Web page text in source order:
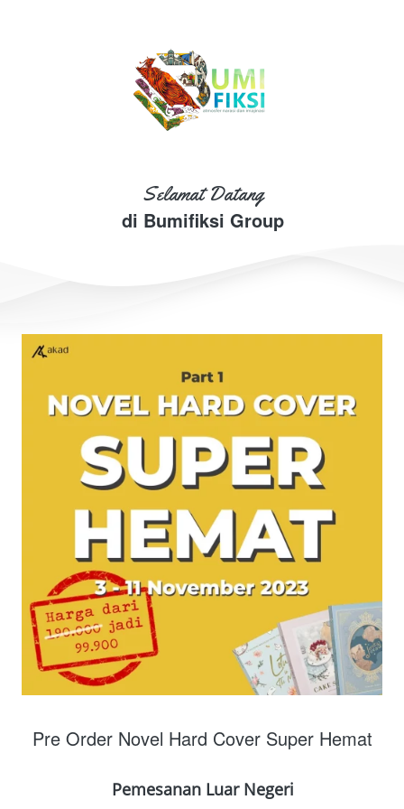
Selamat Datang
di Bumifiksi Group
Pre Order Novel Hard Cover Super Hemat
Pemesanan Luar Negeri